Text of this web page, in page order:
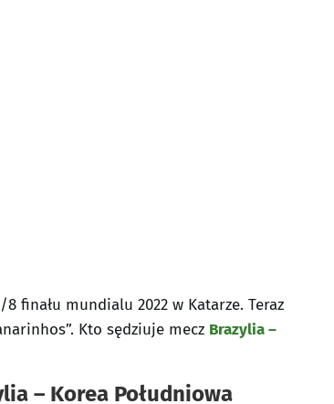
finału mundialu 2022 w Katarze. Teraz
Kto sędziuje mecz Brazylia –
– Korea Południowa